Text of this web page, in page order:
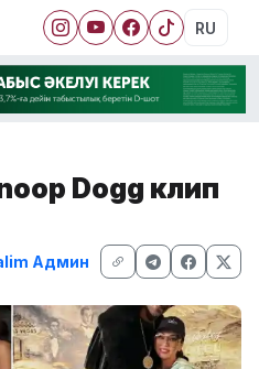
RU
Dogg клип
Админ